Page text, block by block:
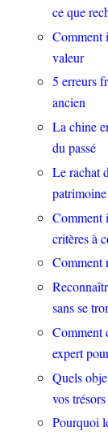
ce que
Comment
valeur
5 erreurs
ancien
La chine
du passé
Le rachat
Comment
critères à
Comment
sans se
Comment
expert
Quels
vos
Pourquoi